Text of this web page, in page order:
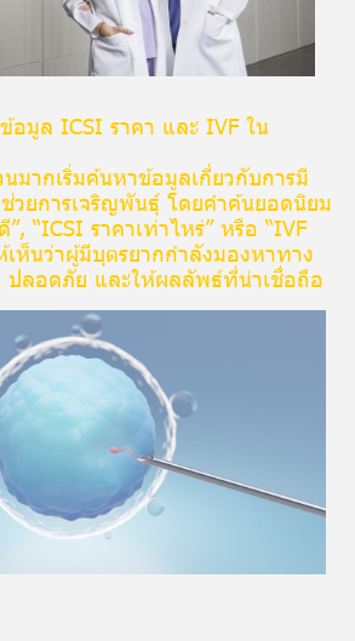
อมูล ICSI ราคา และ IVF ใน
มากเริ่มค้นหาข้อมูลเกี่ยวกับการมี
วยการเจริญพันธุ์ โดยคำค้นยอดนิยม
“ICSI ราคาเท่าไหร่” หรือ “IVF
ห็นว่าผู้มีบุตรยากกำลังมองหาทาง
ปลอดภัย และให้ผลลัพธ์ที่น่าเชื่อถือ